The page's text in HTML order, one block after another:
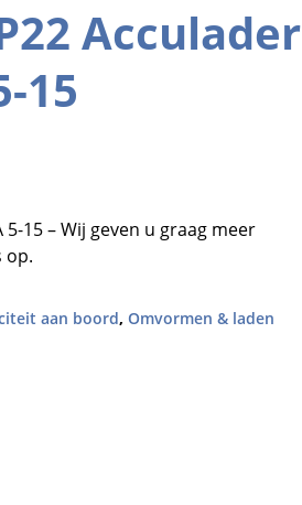
Acculader
15
15 – Wij geven u graag meer
op.
aan boord, Omvormen & laden